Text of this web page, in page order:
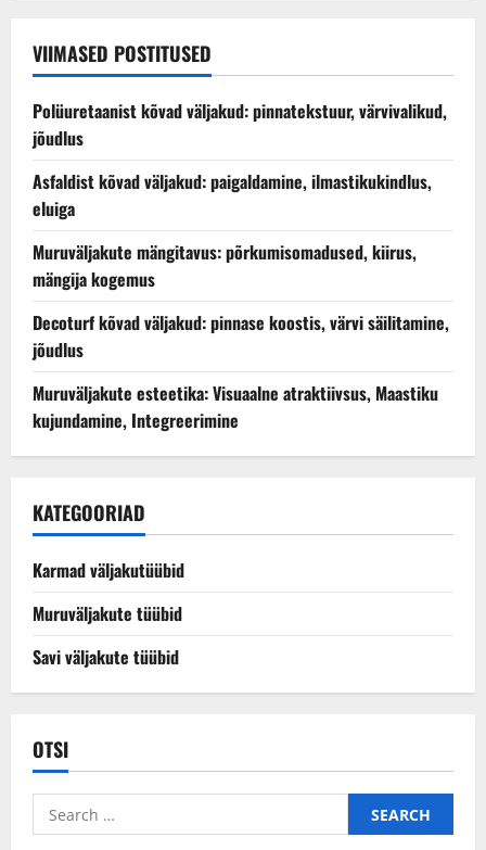
VIIMASED POSTITUSED
Polüuretaanist kõvad väljakud: pinnatekstuur, värvivalikud,
jõudlus
Asfaldist kõvad väljakud: paigaldamine, ilmastikukindlus,
eluiga
Muruväljakute mängitavus: põrkumisomadused, kiirus,
mängija kogemus
Decoturf kõvad väljakud: pinnase koostis, värvi säilitamine,
jõudlus
Muruväljakute esteetika: Visuaalne atraktiivsus, Maastiku
kujundamine, Integreerimine
KATEGOORIAD
Karmad väljakutüübid
Muruväljakute tüübid
Savi väljakute tüübid
OTSI
Search
for: